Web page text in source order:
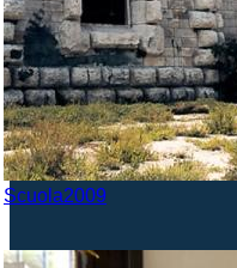
Scuola2009